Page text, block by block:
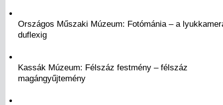
Országos Műszaki Múzeum: Fotómánia – a
duflexig
Kassák Múzeum: Félszáz festmény – félszáz
magángyűjtemény